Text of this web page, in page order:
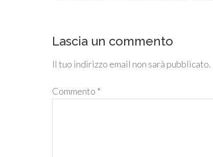
Lascia un commento
Il tuo indirizzo email non sarà pubblicato.
Commento *